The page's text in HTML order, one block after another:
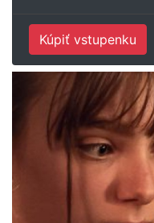
Kúpiť vstupenku